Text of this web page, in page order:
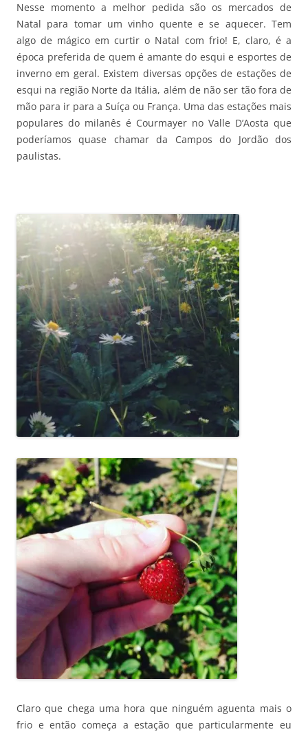
Nesse momento a melhor pedida são os mercados de
Natal para tomar um vinho quente e se aquecer. Tem
algo de mágico em curtir o Natal com frio! E, claro, é a
época preferida de quem é amante do esqui e esportes de
inverno em geral. Existem diversas opções de estações de
esqui na região Norte da Itália, além de não ser tão fora de
mão para ir para a Suíça ou França. Uma das estações mais
populares do milanês é Courmayer no Valle D’Aosta que
poderíamos quase chamar da Campos do Jordão dos
paulistas.
Claro que chega uma hora que ninguém aguenta mais o
frio e então começa a estação que particularmente eu